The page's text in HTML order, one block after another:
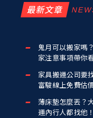
最新文章
鬼月可以搬家嗎
家注意事項帶你
家具搬運公司要
富駿線上免費估
薄床墊怎麼丟？
運內行人都找他！